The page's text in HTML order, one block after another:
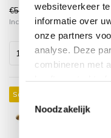
websiteverkeer
informatie over
onze partners
analyse. Deze
combineren met
Noodzakelijk
€599,00 €499,00
Incl. btw
Sale 13%